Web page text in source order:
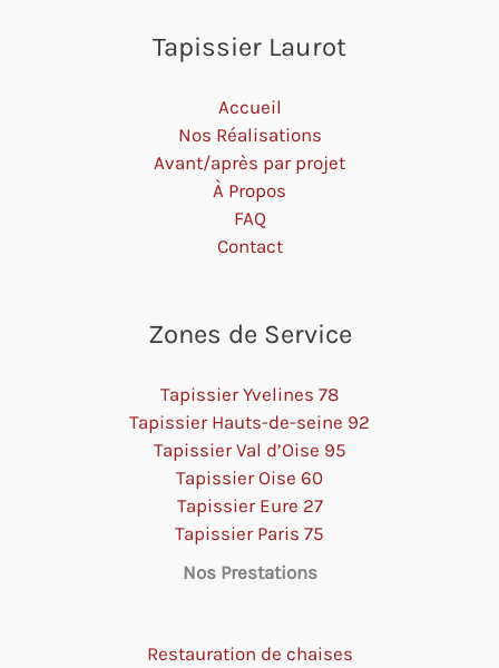
Tapissier Laurot
Accueil
Nos Réalisations
Avant/après par projet
À Propos
FAQ
Contact
Zones de Service
Tapissier Yvelines 78
Tapissier Hauts-de-seine 92
Tapissier Val d’Oise 95
Tapissier Oise 60
Tapissier Eure 27
Tapissier Paris 75
Nos Prestations
Restauration de chaises